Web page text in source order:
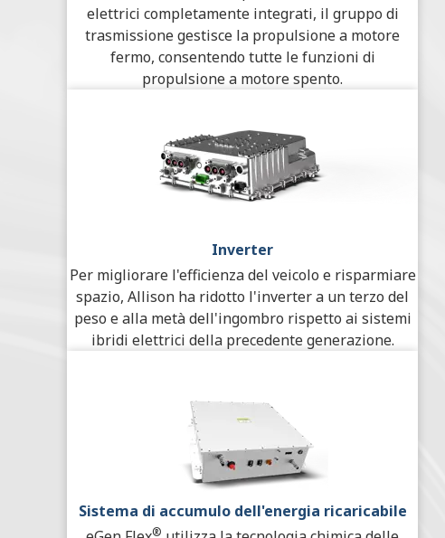
elettrici completamente integrati, il gruppo di
trasmissione gestisce la propulsione a motore
fermo, consentendo tutte le funzioni di
propulsione a motore spento.
Inverter
Per migliorare l'efficienza del veicolo e risparmiare
spazio, Allison ha ridotto l'inverter a un terzo del
peso e alla metà dell'ingombro rispetto ai sistemi
ibridi elettrici della precedente generazione.
Sistema di accumulo dell'energia ricaricabile
®